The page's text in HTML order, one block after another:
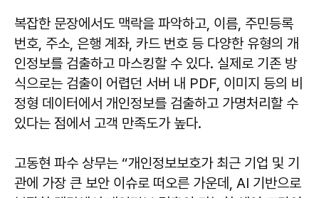
복잡한 문장에서도 맥락을 파악하고, 이름, 주민등록
번호, 주소, 은행 계좌, 카드 번호 등 다양한 유형의 개
인정보를 검출하고 마스킹할 수 있다. 실제로 기존 방
식으로는 검출이 어렵던 서버 내 PDF, 이미지 등의 비
정형 데이터에서 개인정보를 검출하고 가명처리할 수
있다는 점에서 고객 만족도가 높다.
고동현 파수 상무는 “개인정보보호가 최근 기업 및 기
관에 가장 큰 보안 이슈로 떠오른 가운데, AI 기반으로